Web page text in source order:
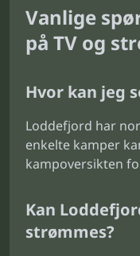
Vanlige
på TV og
Hvor kan jeg
Loddefjord har
enkelte kamper
kampoversikten
Kan
strømmes?